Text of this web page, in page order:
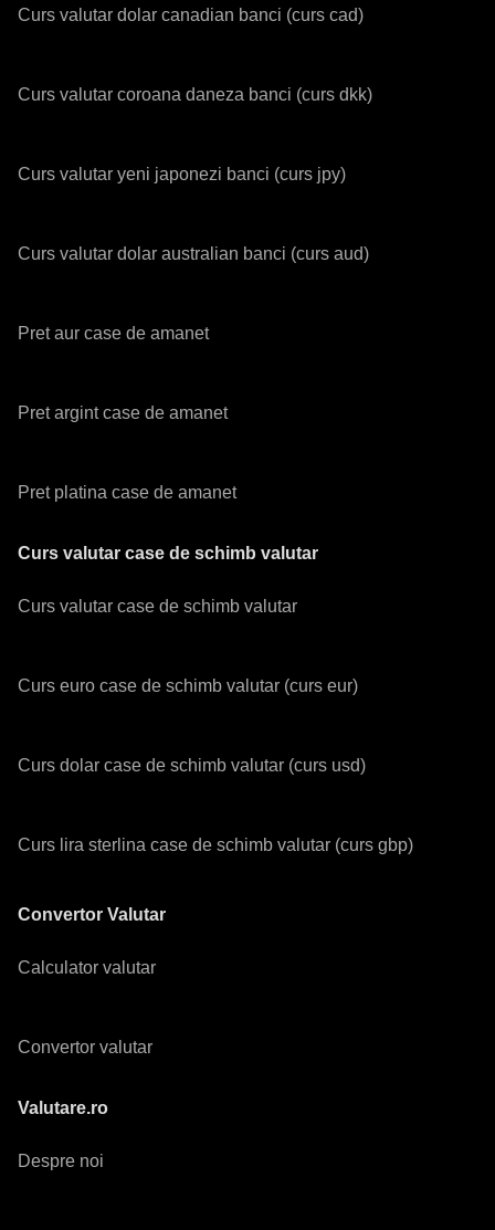
Curs valutar dolar canadian banci (curs cad)
Curs valutar coroana daneza banci (curs dkk)
Curs valutar yeni japonezi banci (curs jpy)
Curs valutar dolar australian banci (curs aud)
Pret aur case de amanet
Pret argint case de amanet
Pret platina case de amanet
Curs valutar case de schimb valutar
Curs valutar case de schimb valutar
Curs euro case de schimb valutar (curs eur)
Curs dolar case de schimb valutar (curs usd)
Curs lira sterlina case de schimb valutar (curs gbp)
Convertor Valutar
Calculator valutar
Convertor valutar
Valutare.ro
Despre noi